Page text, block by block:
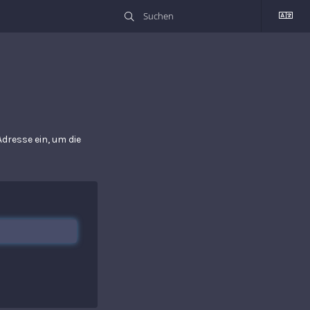
ein, um die